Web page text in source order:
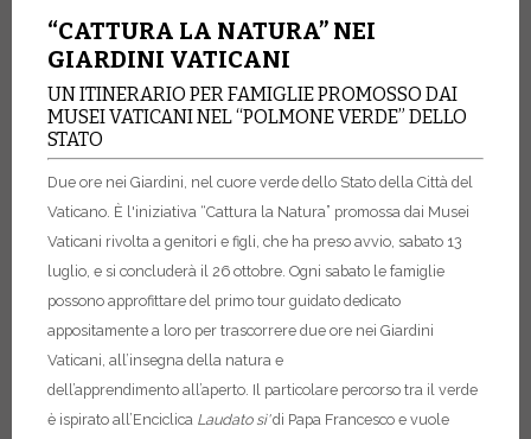
“CATTURA LA NATURA” NEI
GIARDINI VATICANI
UN ITINERARIO PER FAMIGLIE PROMOSSO DAI
MUSEI VATICANI NEL “POLMONE VERDE” DELLO
STATO
Due ore nei Giardini, nel cuore verde dello Stato della Città del
Vaticano. È l'iniziativa “Cattura la Natura” promossa dai Musei
Vaticani rivolta a genitori e figli, che ha preso avvio, sabato 13
luglio, e si concluderà il 26 ottobre. Ogni sabato le famiglie
possono approfittare del primo tour guidato dedicato
appositamente a loro per trascorrere due ore nei Giardini
Vaticani, all’insegna della natura e
dell’apprendimento all’aperto. Il particolare percorso tra il verde
è ispirato all’Enciclica Laudato sì'di Papa Francesco e vuole